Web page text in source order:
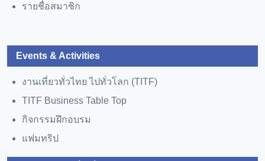
รายชื่อสมาชิก
Events & Activities
งานเที่ยวทั่วไทย ไปทั่วโลก (TITF)
TITF Business Table Top
กิจกรรมฝึกอบรม
แฟมทริป